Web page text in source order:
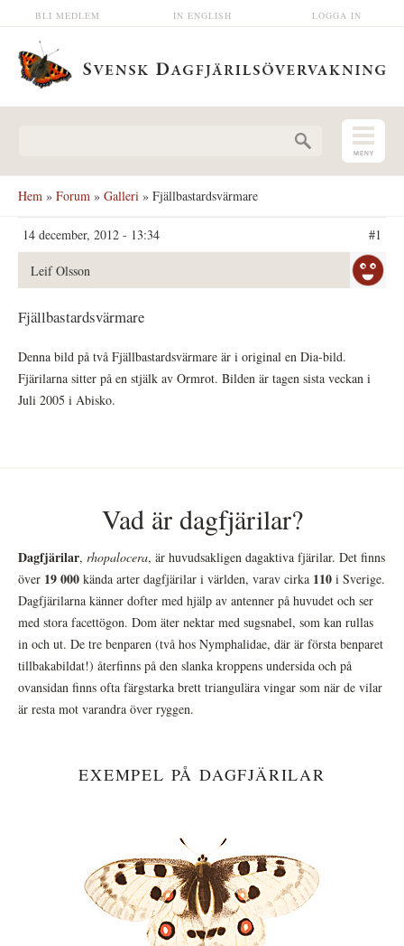
Hoppa till huvudinnehåll LOGGA IN
IN ENGLISH
BLI MEDLEM
Hem » Forum » Galleri » Fjällbastardsvärmare
14 december, 2012 - 13:34 #1
Leif Olsson
Fjällbastardsvärmare
Denna bild på två Fjällbastardsvärmare är i original en Dia-bild.
Fjärilarna sitter på en stjälk av Ormrot. Bilden är tagen sista veckan i
Juli 2005 i Abisko.
Vad är dagfjärilar?
Dagfjärilar, rhopalocera, är huvudsakligen dagaktiva fjärilar. Det finns
över 19 000 kända arter dagfjärilar i världen, varav cirka 110 i Sverige.
Dagfjärilarna känner dofter med hjälp av antenner på huvudet och ser
med stora facettögon. Dom äter nektar med sugsnabel, som kan rullas
in och ut. De tre benparen (två hos Nymphalidae, där är första benparet
tillbakabildat!) återfinns på den slanka kroppens undersida och på
ovansidan finns ofta färgstarka brett triangulära vingar som när de vilar
är resta mot varandra över ryggen.
EXEMPEL PÅ DAGFJÄRILAR